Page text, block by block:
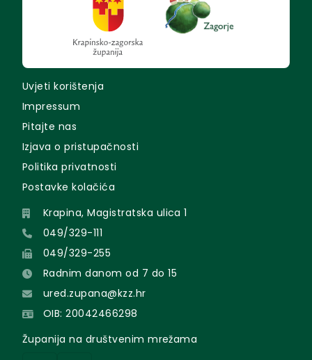
Uvjeti korištenja
Impressum
Pitajte nas
Izjava o pristupačnosti
Politika privatnosti
Postavke kolačića
Krapina, Magistratska ulica 1
049/329-111
049/329-255
Radnim danom od 7 do 15
ured.zupana@kzz.hr
OIB: 20042466298
Županija na društvenim mrežama